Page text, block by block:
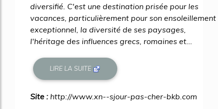
diversifié. C'est une destination prisée pour les
vacances, particulièrement pour son ensoleillement
exceptionnel, la diversité de ses paysages,
l'héritage des influences grecs, romaines et...
LIRE LA SUITE
Site : http://www.xn--sjour-pas-cher-bkb.com